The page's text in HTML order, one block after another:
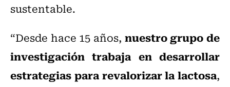
sustentable.
“Desde hace 15 años, nuestro grupo de
investigación trabaja en desarrollar
estrategias para revalorizar la lactosa,